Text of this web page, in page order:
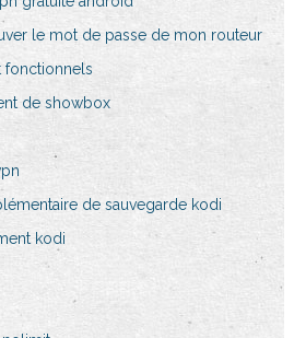
le mot de passe de mon routeur
fonctionnels
de showbox
de sauvegarde kodi
kodi